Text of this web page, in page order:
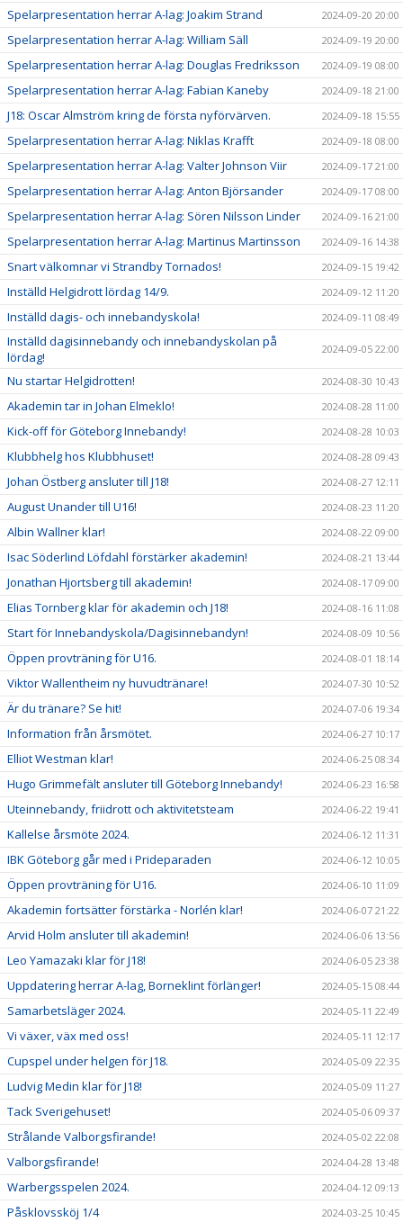
Spelarpresentation herrar A-lag: Joakim Strand 2024-09-20 20:00
Spelarpresentation herrar A-lag: William Säll 2024-09-19 20:00
Spelarpresentation herrar A-lag: Douglas Fredriksson 2024-09-19 08:00
Spelarpresentation herrar A-lag: Fabian Kaneby 2024-09-18 21:00
J18: Oscar Almström kring de första nyförvärven. 2024-09-18 15:55
Spelarpresentation herrar A-lag: Niklas Krafft 2024-09-18 08:00
Spelarpresentation herrar A-lag: Valter Johnson Viir 2024-09-17 21:00
Spelarpresentation herrar A-lag: Anton Björsander 2024-09-17 08:00
Spelarpresentation herrar A-lag: Sören Nilsson Linder 2024-09-16 21:00
Spelarpresentation herrar A-lag: Martinus Martinsson 2024-09-16 14:38
Snart välkomnar vi Strandby Tornados! 2024-09-15 19:42
Inställd Helgidrott lördag 14/9. 2024-09-12 11:20
Inställd dagis- och innebandyskola! 2024-09-11 08:49
Inställd dagisinnebandy och innebandyskolan på
lördag!
2024-09-05 22:00
Nu startar Helgidrotten! 2024-08-30 10:43
Akademin tar in Johan Elmeklo! 2024-08-28 11:00
Kick-off för Göteborg Innebandy! 2024-08-28 10:03
Klubbhelg hos Klubbhuset! 2024-08-28 09:43
Johan Östberg ansluter till J18! 2024-08-27 12:11
August Unander till U16! 2024-08-23 11:20
Albin Wallner klar! 2024-08-22 09:00
Isac Söderlind Löfdahl förstärker akademin! 2024-08-21 13:44
Jonathan Hjortsberg till akademin! 2024-08-17 09:00
Elias Tornberg klar för akademin och J18! 2024-08-16 11:08
Start för Innebandyskola/Dagisinnebandyn! 2024-08-09 10:56
Öppen provträning för U16. 2024-08-01 18:14
Viktor Wallentheim ny huvudtränare! 2024-07-30 10:52
Är du tränare? Se hit! 2024-07-06 19:34
Information från årsmötet. 2024-06-27 10:17
Elliot Westman klar! 2024-06-25 08:34
Hugo Grimmefält ansluter till Göteborg Innebandy! 2024-06-23 16:58
Uteinnebandy, friidrott och aktivitetsteam 2024-06-22 19:41
Kallelse årsmöte 2024. 2024-06-12 11:31
IBK Göteborg går med i Prideparaden 2024-06-12 10:05
Öppen provträning för U16. 2024-06-10 11:09
Akademin fortsätter förstärka - Norlén klar! 2024-06-07 21:22
Arvid Holm ansluter till akademin! 2024-06-06 13:56
Leo Yamazaki klar för J18! 2024-06-05 23:38
Uppdatering herrar A-lag, Borneklint förlänger! 2024-05-15 08:44
Samarbetsläger 2024. 2024-05-11 22:49
Vi växer, väx med oss! 2024-05-11 12:17
Cupspel under helgen för J18. 2024-05-09 22:35
Ludvig Medin klar för J18! 2024-05-09 11:27
Tack Sverigehuset! 2024-05-06 09:37
Strålande Valborgsfirande! 2024-05-02 22:08
Valborgsfirande! 2024-04-28 13:48
Warbergsspelen 2024. 2024-04-12 09:13
Påsklovssköj 1/4 2024-03-25 10:45